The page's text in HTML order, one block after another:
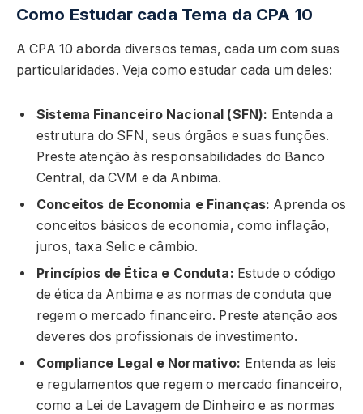
Como Estudar cada Tema da CPA 10
A CPA 10 aborda diversos temas, cada um com suas
particularidades. Veja como estudar cada um deles:
Sistema Financeiro Nacional (SFN): Entenda a
estrutura do SFN, seus órgãos e suas funções.
Preste atenção às responsabilidades do Banco
Central, da CVM e da Anbima.
Conceitos de Economia e Finanças: Aprenda os
conceitos básicos de economia, como inflação,
juros, taxa Selic e câmbio.
Princípios de Ética e Conduta: Estude o código
de ética da Anbima e as normas de conduta que
regem o mercado financeiro. Preste atenção aos
deveres dos profissionais de investimento.
Compliance Legal e Normativo: Entenda as leis
e regulamentos que regem o mercado financeiro,
como a Lei de Lavagem de Dinheiro e as normas